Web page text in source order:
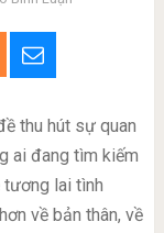
thu hút sự quan
ai đang tìm kiếm
tương lai tình
về bản thân, về